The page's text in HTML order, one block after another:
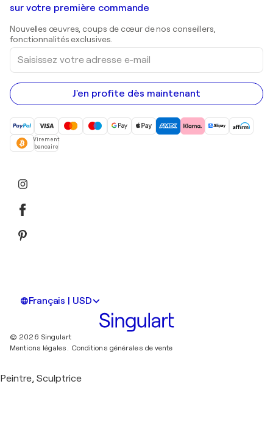
Shepard Fairey
Estampes
Peintures acryliques
Galeries d'art en Belgique
sur votre première commande
Nouvelles œuvres, coups de cœur de nos conseillers,
fonctionnalités exclusives.
Saisissez
votre
adresse
e-
mail
J'en profite dès maintenant
Virement
bancaire
Français | USD
© 2026 Singulart
Mentions légales. Conditions générales de vente
Peintre, Sculptrice